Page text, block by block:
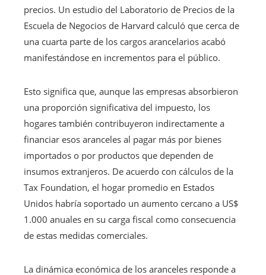
precios. Un estudio del Laboratorio de Precios de la
Escuela de Negocios de Harvard calculó que cerca de
una cuarta parte de los cargos arancelarios acabó
manifestándose en incrementos para el público.
Esto significa que, aunque las empresas absorbieron
una proporción significativa del impuesto, los
hogares también contribuyeron indirectamente a
financiar esos aranceles al pagar más por bienes
importados o por productos que dependen de
insumos extranjeros. De acuerdo con cálculos de la
Tax Foundation, el hogar promedio en Estados
Unidos habría soportado un aumento cercano a US$
1.000 anuales en su carga fiscal como consecuencia
de estas medidas comerciales.
La dinámica económica de los aranceles responde a